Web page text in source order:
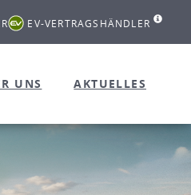
EV-VERTRAGSHÄNDLER
UNS AKTUELLES